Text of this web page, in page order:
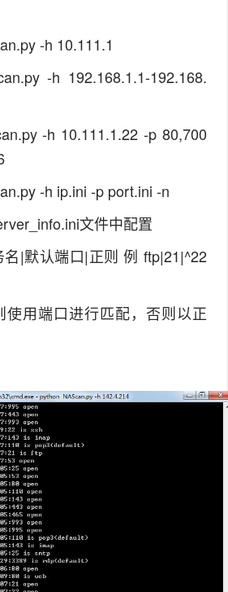
-h 10.111.1
-h 192.168.1.1-192.168.
-h 10.111.1.22 -p 80,700
-h ip.ini -p port.ini -n
文件中配置
|默认端口|正则 例 ftp|21|^22
使用端口进行匹配，否则以正